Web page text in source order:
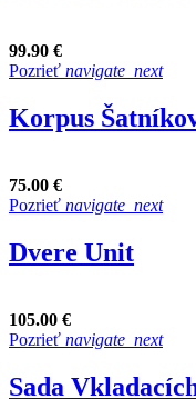
99.90 €
Pozrieť navigate_next
Korpus
75.00 €
Pozrieť navigate_next
Dvere Unit
105.00 €
Pozrieť navigate_next
Sada